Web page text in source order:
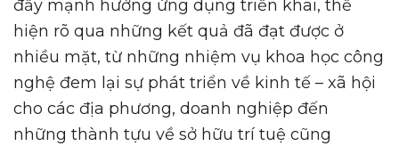
đẩy mạnh hướng ứng dụng triển khai, thể
hiện rõ qua những kết quả đã đạt được ở
nhiều mặt, từ những nhiệm vụ khoa học công
nghệ đem lại sự phát triển về kinh tế – xã hội
cho các địa phương, doanh nghiệp đến
những thành tựu về sở hữu trí tuệ cũng